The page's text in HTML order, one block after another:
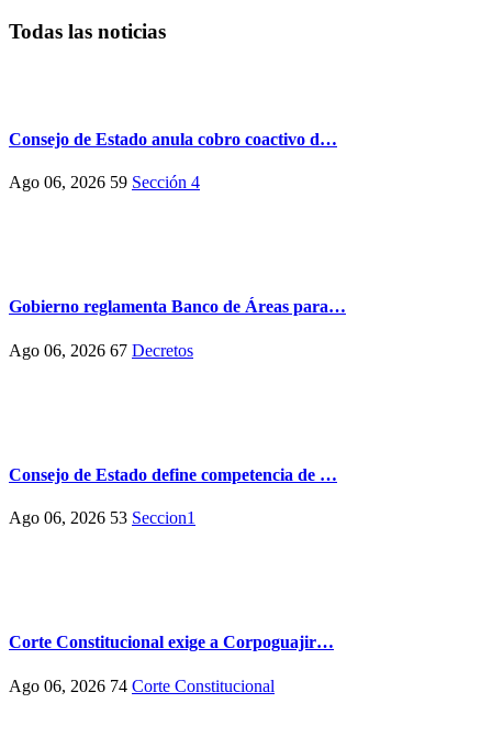
Todas las noticias
Consejo de Estado anula cobro coactivo d…
Ago 06, 2026 59 Sección 4
Gobierno reglamenta Banco de Áreas para…
Ago 06, 2026 67 Decretos
Consejo de Estado define competencia de …
Ago 06, 2026 53 Seccion1
Corte Constitucional exige a Corpoguajir…
Ago 06, 2026 74 Corte Constitucional